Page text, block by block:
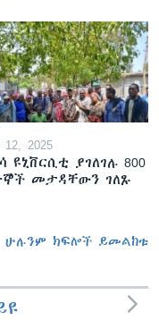
2025
ዩኒቨርሲቲ ያገለገሉ 800
መታዳቸውን ገለጹ
ሁሉንም ክፍሎች ይመልከቱ